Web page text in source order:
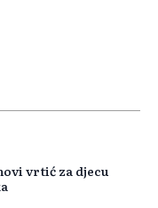
vrtić za djecu